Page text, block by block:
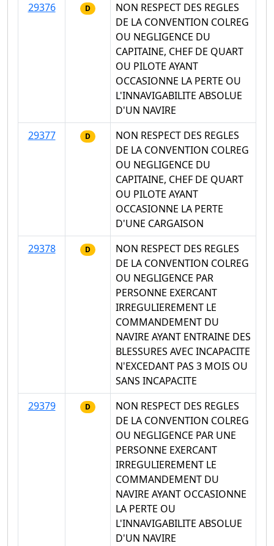
29376
D
NON RESPECT DES REGLES
DE LA CONVENTION COLREG
OU NEGLIGENCE DU
CAPITAINE, CHEF DE QUART
OU PILOTE AYANT
OCCASIONNE LA PERTE OU
L'INNAVIGABILITE ABSOLUE
D'UN NAVIRE
29377
D
NON RESPECT DES REGLES
DE LA CONVENTION COLREG
OU NEGLIGENCE DU
CAPITAINE, CHEF DE QUART
OU PILOTE AYANT
OCCASIONNE LA PERTE
D'UNE CARGAISON
29378
D
NON RESPECT DES REGLES
DE LA CONVENTION COLREG
OU NEGLIGENCE PAR
PERSONNE EXERCANT
IRREGULIEREMENT LE
COMMANDEMENT DU
NAVIRE AYANT ENTRAINE DES
BLESSURES AVEC INCAPACITE
N'EXCEDANT PAS 3 MOIS OU
SANS INCAPACITE
29379
D
NON RESPECT DES REGLES
DE LA CONVENTION COLREG
OU NEGLIGENCE PAR UNE
PERSONNE EXERCANT
IRREGULIEREMENT LE
COMMANDEMENT DU
NAVIRE AYANT OCCASIONNE
LA PERTE OU
L'INNAVIGABILITE ABSOLUE
D'UN NAVIRE